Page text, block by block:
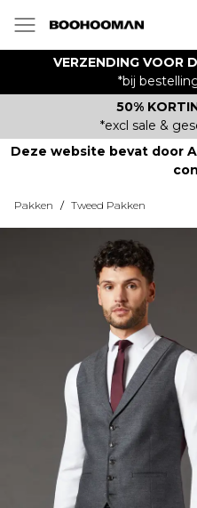
VERZENDING VOOR
*bij
50%
*excl sale &
Deze website bevat door
Pakken / Tweed Pakken